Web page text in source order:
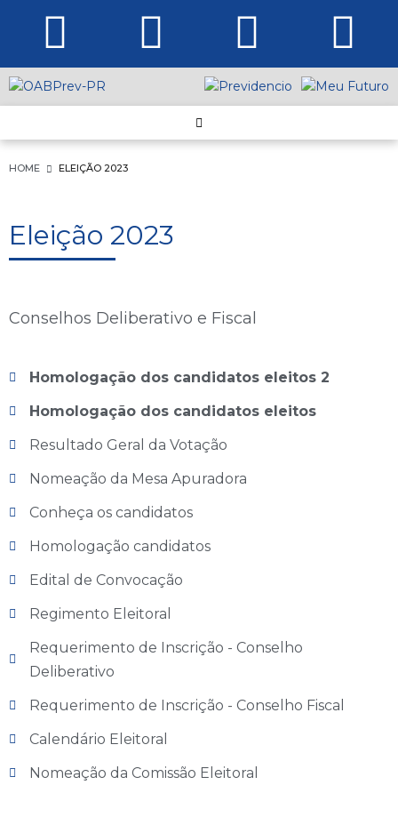
HOME ELEIÇÃO 2023
Eleição 2023
Conselhos Deliberativo e Fiscal
Homologação dos candidatos eleitos 2
Homologação dos candidatos eleitos
Resultado Geral da Votação
Nomeação da Mesa Apuradora
Conheça os candidatos
Homologação candidatos
Edital de Convocação
Regimento Eleitoral
Requerimento de Inscrição - Conselho
Deliberativo
Requerimento de Inscrição - Conselho Fiscal
Calendário Eleitoral
Nomeação da Comissão Eleitoral